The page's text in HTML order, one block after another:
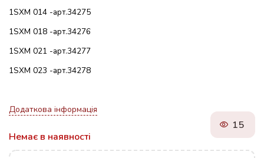
1SXM 014 -арт.34275
1SXM 018 -арт.34276
1SXM 021 -арт.34277
1SXM 023 -арт.34278
Додаткова інформація
Немає в наявності
15